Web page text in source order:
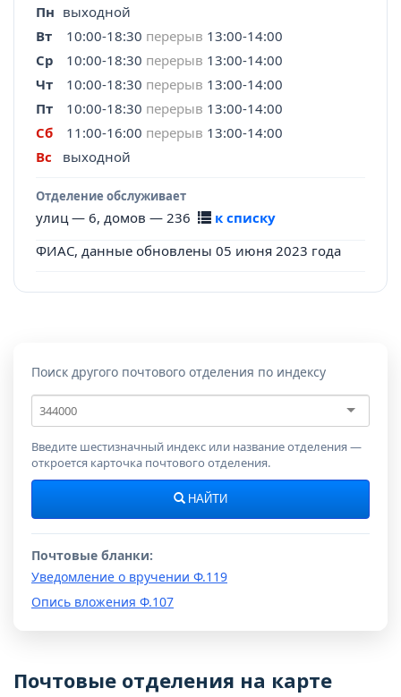
Пн выходной
Вт
10:00-18:30 перерыв 13:00-14:00
Ср
10:00-18:30 перерыв 13:00-14:00
Чт
10:00-18:30 перерыв 13:00-14:00
Пт
10:00-18:30 перерыв 13:00-14:00
Сб
11:00-16:00 перерыв 13:00-14:00
Вс
выходной
Отделение обслуживает
улиц — 6, домов — 236 к списку
ФИАС, данные обновлены 05 июня 2023 года
Поиск другого почтового отделения по индексу
Почтовый
индекс
Введите шестизначный индекс или название отделения —
откроется карточка почтового отделения.
НАЙТИ
Почтовые бланки:
Уведомление о вручении Ф.119
Опись вложения Ф.107
Почтовые отделения на карте